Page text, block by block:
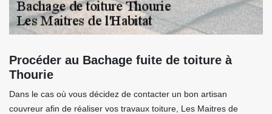
Procéder au Bachage fuite de toiture à
Thourie
Dans le cas où vous décidez de contacter un bon artisan
couvreur afin de réaliser vos travaux toiture, Les Maitres de